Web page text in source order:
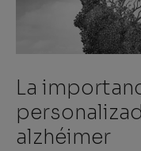
La
alzhéimer